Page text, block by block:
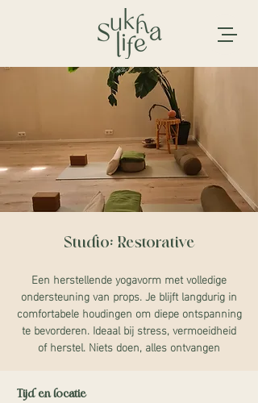
Studio: Restorative
Een herstellende yogavorm met volledige
ondersteuning van props. Je blijft langdurig in
comfortabele houdingen om diepe ontspanning
te bevorderen. Ideaal bij stress, vermoeidheid
of herstel. Niets doen, alles ontvangen
Tijd en locatie